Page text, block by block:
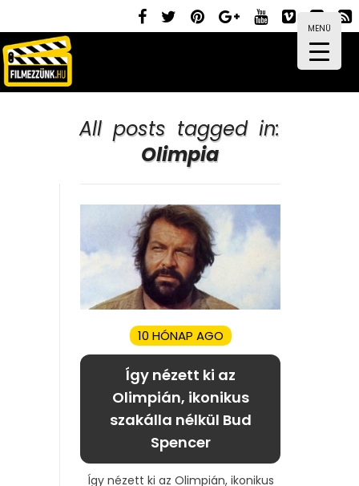
MENÜ
All posts tagged in:
Olimpia
10 HÓNAP AGO
Így nézett ki az
Olimpián, ikonikus
szakálla nélkül Bud
Spencer
Így nézett ki az Olimpián, ikonikus